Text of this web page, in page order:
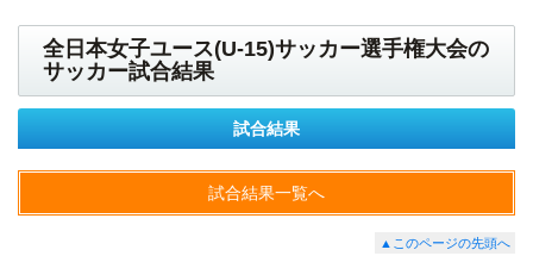
全日本女子ユース(U-15)サッカー選手権大会の
サッカー試合結果
試合結果
試合結果一覧へ
▲このページの先頭へ